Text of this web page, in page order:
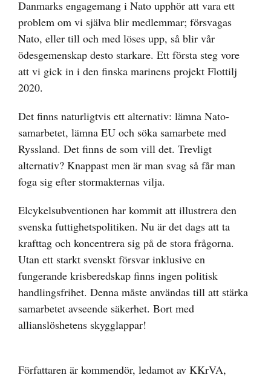
Danmarks engagemang i Nato upphör att vara ett
problem om vi själva blir medlemmar; försvagas
Nato, eller till och med löses upp, så blir vår
ödesgemenskap desto starkare. Ett första steg vore
att vi gick in i den finska marinens projekt Flottilj
2020.
Det finns naturligtvis ett alternativ: lämna Nato-
samarbetet, lämna EU och söka samarbete med
Ryssland. Det finns de som vill det. Trevligt
alternativ? Knappast men är man svag så får man
foga sig efter stormakternas vilja.
Elcykelsubventionen har kommit att illustrera den
svenska futtighetspolitiken. Nu är det dags att ta
krafttag och koncentrera sig på de stora frågorna.
Utan ett starkt svenskt försvar inklusive en
fungerande krisberedskap finns ingen politisk
handlingsfrihet. Denna måste användas till att stärka
samarbetet avseende säkerhet. Bort med
allianslöshetens skygglappar!
Författaren är kommendör, ledamot av KKrVA,